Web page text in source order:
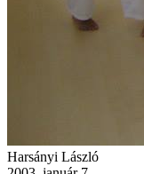
Harsányi László